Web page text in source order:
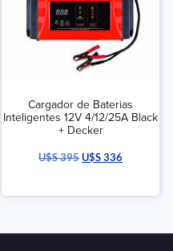
Cargador de Baterias
Inteligentes 12V 4/12/25A Black
+ Decker
U$S395U$S336